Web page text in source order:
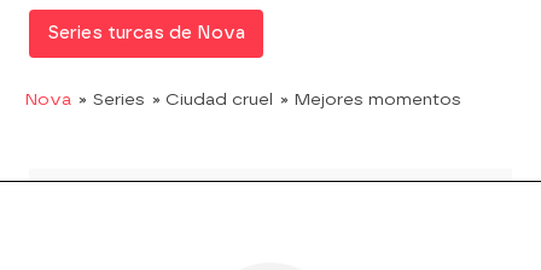
Series turcas de Nova
Nova » Series » Ciudad cruel » Mejores momentos